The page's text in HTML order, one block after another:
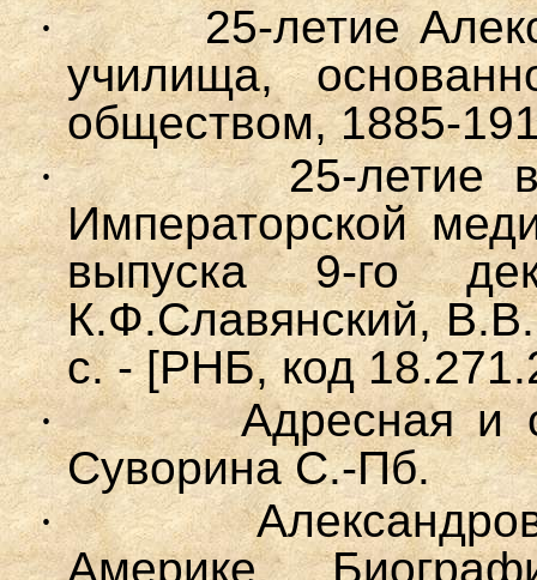
·
25-летие
училища,
обществом, 1885-
·
25-летие
Императорской
выпуска 9-го
К.Ф.Славянский,
с. - [РНБ, код
·
Адресная и
Суворина С.-Пб.
·
Америке.